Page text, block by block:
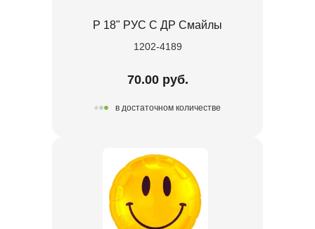
Р 18" РУС С ДР Смайлы
1202-4189
70.00 руб.
в достаточном количестве